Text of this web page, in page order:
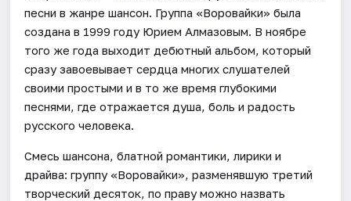
песни в жанре шансон. Группа «Воровайки» была
создана в 1999 году Юрием Алмазовым. В ноябре
того же года выходит дебютный альбом, который
сразу завоевывает сердца многих слушателей
своими простыми и в то же время глубокими
песнями, где отражается душа, боль и радость
русского человека.
Смесь шансона, блатной романтики, лирики и
драйва: группу «Воровайки», разменявшую третий
творческий десяток, по праву можно назвать